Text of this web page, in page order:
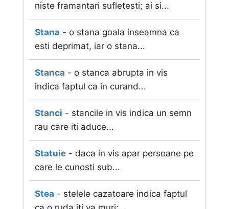
niste framantari sufletesti; ai si...
Stana - o stana goala inseamna ca
esti deprimat, iar o stana...
Stanca - o stanca abrupta in vis
indica faptul ca in curand...
Stanci - stancile in vis indica un semn
rau care iti aduce...
Statuie - daca in vis apar persoane pe
care le cunosti sub...
Stea - stelele cazatoare indica faptul